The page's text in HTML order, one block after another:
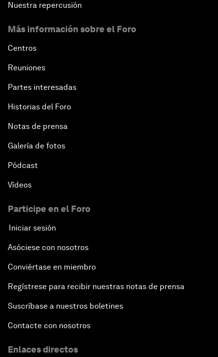
Nuestra repercusión
Más información sobre el Foro
Centros
Reuniones
Partes interesadas
Historias del Foro
Notas de prensa
Galería de fotos
Pódcast
Vídeos
Participe en el Foro
Iniciar sesión
Asóciese con nosotros
Conviértase en miembro
Regístrese para recibir nuestras notas de prensa
Suscríbase a nuestros boletines
Contacte con nosotros
Enlaces directos